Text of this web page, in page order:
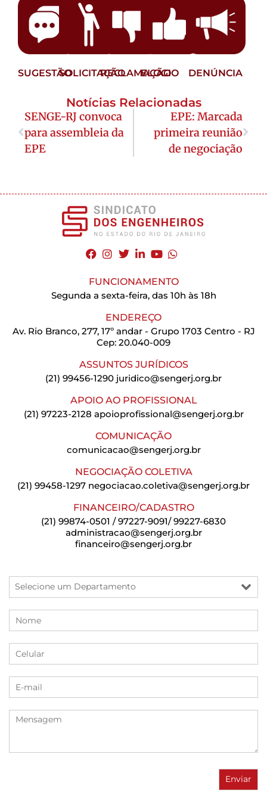
SUGESTÃOSOLICITAÇÃORECLAMAÇÃO
ELOGIO DENÚNCIA
Notícias Relacionadas
SENGE-RJ convoca
para assembleia da
EPE
EPE: Marcada
primeira reunião
de negociação
FUNCIONAMENTO
Segunda a sexta-feira, das 10h às 18h
ENDEREÇO
Av. Rio Branco, 277, 17º andar - Grupo 1703 Centro - RJ
Cep: 20.040-009
ASSUNTOS JURÍDICOS
(21) 99456-1290 juridico@sengerj.org.br
APOIO AO PROFISSIONAL
(21) 97223-2128 apoioprofissional@sengerj.org.br
COMUNICAÇÃO
comunicacao@sengerj.org.br
NEGOCIAÇÃO COLETIVA
(21) 99458-1297 negociacao.coletiva@sengerj.org.br
FINANCEIRO/CADASTRO
(21) 99874-0501 / 97227-9091/ 99227-6830
administracao@sengerj.org.br
financeiro@sengerj.org.br